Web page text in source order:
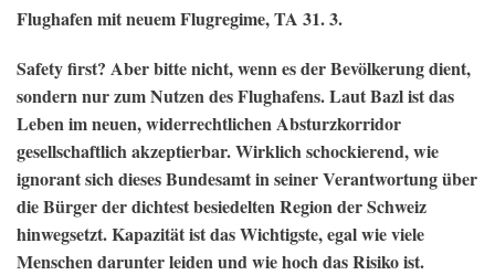
Flughafen mit neuem Flugregime, TA 31. 3.
Safety first? Aber bitte nicht, wenn es der Bevölkerung dient,
sondern nur zum Nutzen des Flughafens. Laut Bazl ist das
Leben im neuen, widerrechtlichen Absturzkorridor
gesellschaftlich akzeptierbar. Wirklich schockierend, wie
ignorant sich dieses Bundesamt in seiner Verantwortung über
die Bürger der dichtest besiedelten Region der Schweiz
hinwegsetzt. Kapazität ist das Wichtigste, egal wie viele
Menschen darunter leiden und wie hoch das Risiko ist.